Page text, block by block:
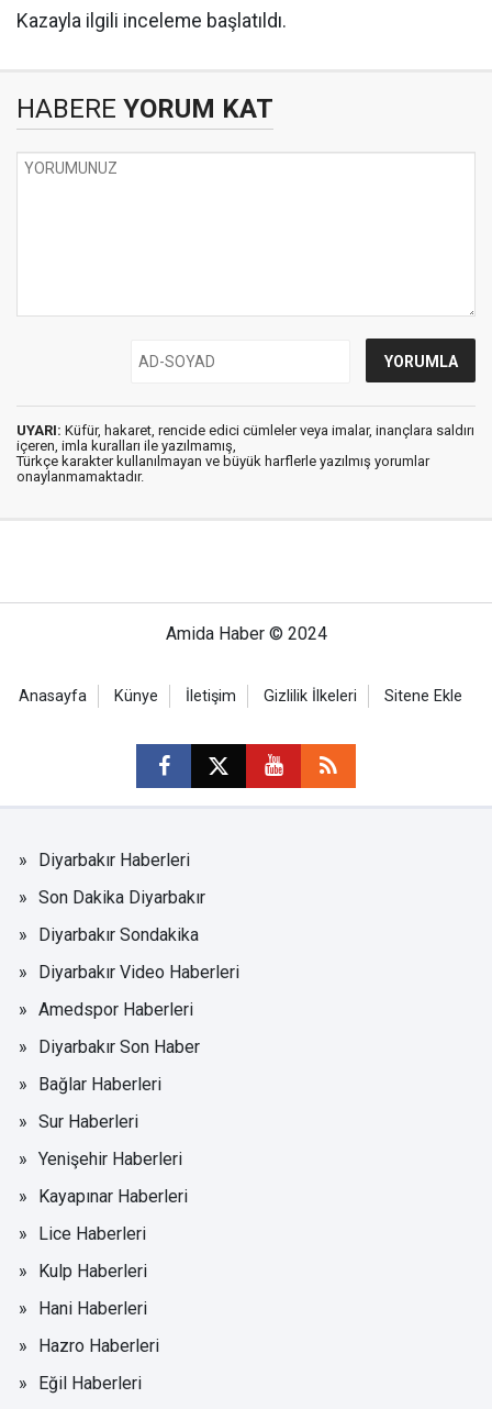
Kazayla ilgili inceleme başlatıldı.
HABERE YORUM KAT
UYARI: Küfür, hakaret, rencide edici cümleler veya imalar, inançlara saldırı
içeren, imla kuralları ile yazılmamış,
Türkçe karakter kullanılmayan ve büyük harflerle yazılmış yorumlar
onaylanmamaktadır.
Amida Haber © 2024
Anasayfa Künye İletişim Gizlilik İlkeleri Sitene Ekle
Diyarbakır Haberleri
Son Dakika Diyarbakır
Diyarbakır Sondakika
Diyarbakır Video Haberleri
Amedspor Haberleri
Diyarbakır Son Haber
Bağlar Haberleri
Sur Haberleri
Yenişehir Haberleri
Kayapınar Haberleri
Lice Haberleri
Kulp Haberleri
Hani Haberleri
Hazro Haberleri
Eğil Haberleri